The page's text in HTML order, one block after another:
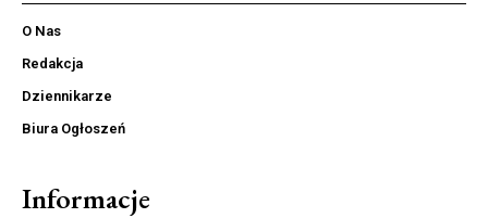
O Nas
Redakcja
Dziennikarze
Biura Ogłoszeń
Informacje